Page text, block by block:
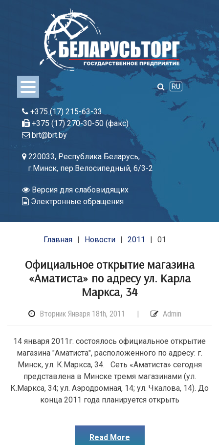
RU
+375 (17) 215-63-33
+375 (17) 270-30-50 (факс)
brt@brt.by
220033, Республика Беларусь,
г.Минск, пер.Велосипедный, 6/3-2
Версия для слабовидящих
Электронные обращения
Главная Новости 2011 01
Официальное открытие магазина
«Аматиста» по адресу ул. Карла
Маркса, 34
Вторник Января 18th, 2011 | Admin
14 января 2011г. состоялось официальное открытие
магазина "Аматиста", расположенного по адресу: г.
Минск, ул. К.Маркса, 34. Сеть «Аматиста» сегодня
представлена в Минске тремя магазинами (ул.
К.Маркса, 34; ул. Аэродромная, 14; ул. Чкалова, 14). До
конца 2011 года планируется открыть
Read More